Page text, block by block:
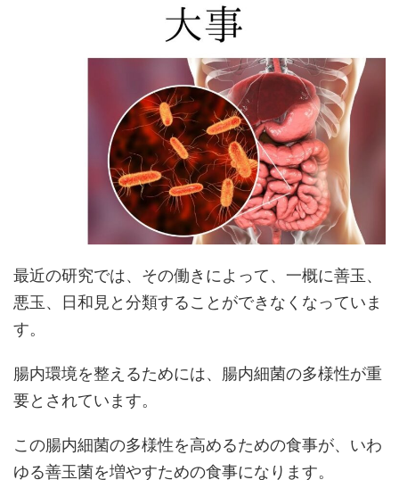
最近の研究では、その働きによって、一概に善玉、
悪玉、日和見と分類することができなくなっていま
す。
腸内環境を整えるためには、腸内細菌の多様性が重
要とされています。
この腸内細菌の多様性を高めるための食事が、いわ
ゆる善玉菌を増やすための食事になります。